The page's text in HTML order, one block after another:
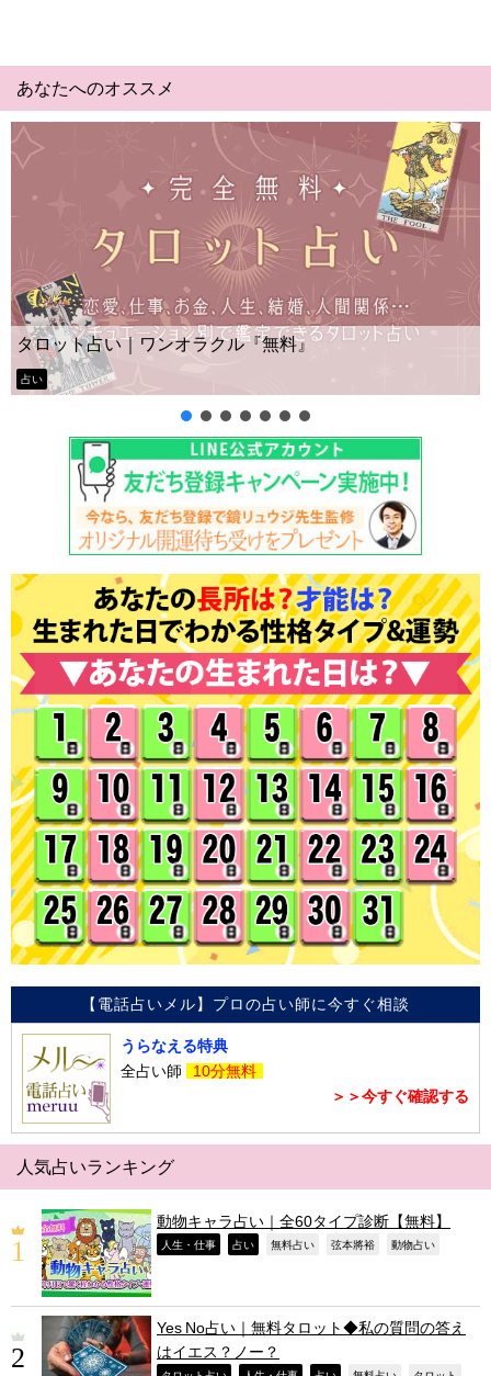
あなたへのオススメ
Yes No占い｜無料タロット◆私の質問の
ー？
【電話占いメル】プロの占い師に今すぐ相談
うらなえる特典
全占い師
10分無料
＞＞今すぐ確認する
人気占いランキング
動物キャラ占い｜全60タイプ診断【無料】
人生・仕事 占い 無料占い 弦本將裕 動物占い
Yes No占い｜無料タロット◆私の質問の答え
はイエス？ノー？